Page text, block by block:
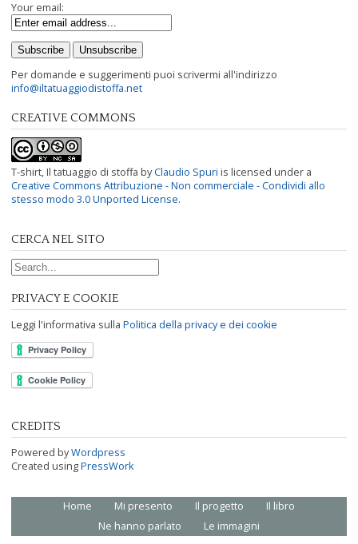
Your email:
Per domande e suggerimenti puoi scrivermi all'indirizzo
info@iltatuaggiodistoffa.net
CREATIVE COMMONS
T-shirt, Il tatuaggio di stoffa byClaudio Spuri is licensed under a
Creative Commons Attribuzione - Non commerciale - Condividi allo
stesso modo 3.0 Unported License.
CERCA NEL SITO
Search for:
PRIVACY E COOKIE
Leggi l'informativa sulla Politica della privacy e dei cookie
CREDITS
Powered byWordpress
Created usingPressWork
Footer menu
Home Mi presento Il progetto
Il libro
Ne hanno parlato
Le immagini